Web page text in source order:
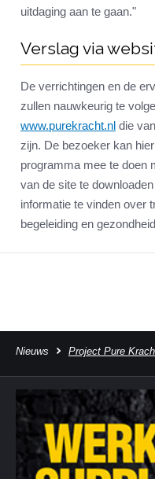
uitdaging aan te gaan."
Verslag via
De verrichtingen en de
zullen nauwkeurig te
www.purekracht.nl die
zijn. De bezoeker kan
programma mee te doen
van de site te
informatie te vinden over
begeleiding en
Nieuws Project Pure